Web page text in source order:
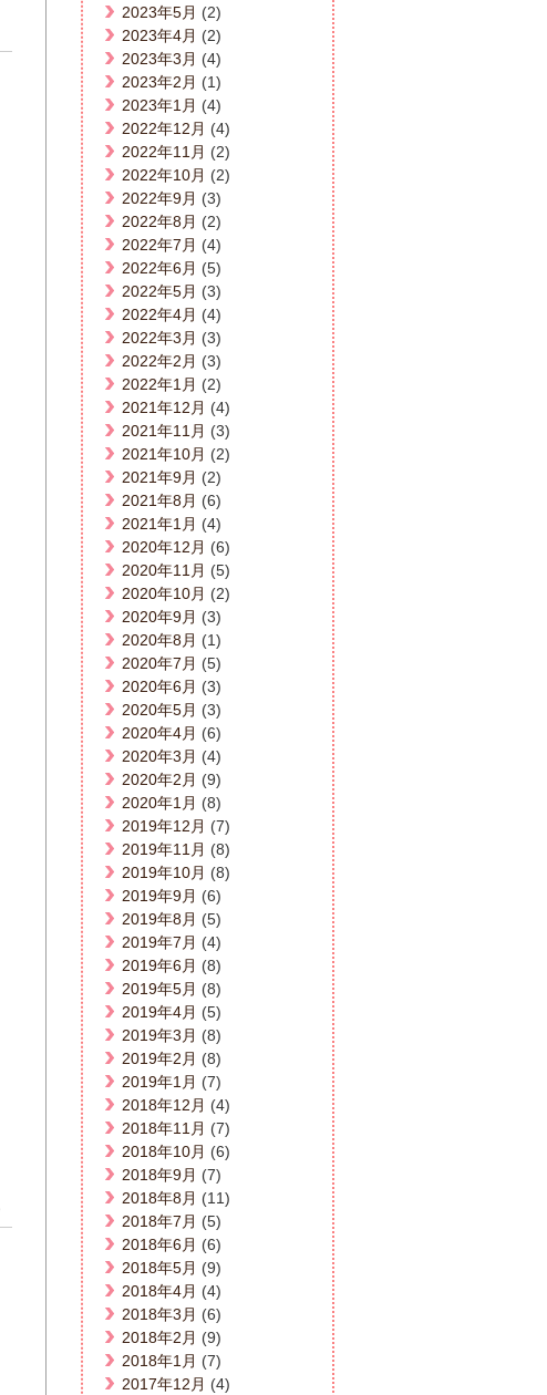
2023年5月 (2)
2023年4月 (2)
2023年3月 (4)
2023年2月 (1)
2023年1月 (4)
2022年12月 (4)
2022年11月 (2)
2022年10月 (2)
2022年9月 (3)
2022年8月 (2)
2022年7月 (4)
2022年6月 (5)
2022年5月 (3)
2022年4月 (4)
2022年3月 (3)
2022年2月 (3)
2022年1月 (2)
2021年12月 (4)
2021年11月 (3)
2021年10月 (2)
2021年9月 (2)
2021年8月 (6)
2021年1月 (4)
2020年12月 (6)
2020年11月 (5)
2020年10月 (2)
2020年9月 (3)
2020年8月 (1)
2020年7月 (5)
2020年6月 (3)
2020年5月 (3)
2020年4月 (6)
2020年3月 (4)
2020年2月 (9)
2020年1月 (8)
2019年12月 (7)
2019年11月 (8)
2019年10月 (8)
2019年9月 (6)
2019年8月 (5)
2019年7月 (4)
2019年6月 (8)
2019年5月 (8)
2019年4月 (5)
2019年3月 (8)
2019年2月 (8)
2019年1月 (7)
2018年12月 (4)
2018年11月 (7)
2018年10月 (6)
2018年9月 (7)
2018年8月 (11)
2018年7月 (5)
2018年6月 (6)
2018年5月 (9)
2018年4月 (4)
2018年3月 (6)
2018年2月 (9)
2018年1月 (7)
2017年12月 (4)